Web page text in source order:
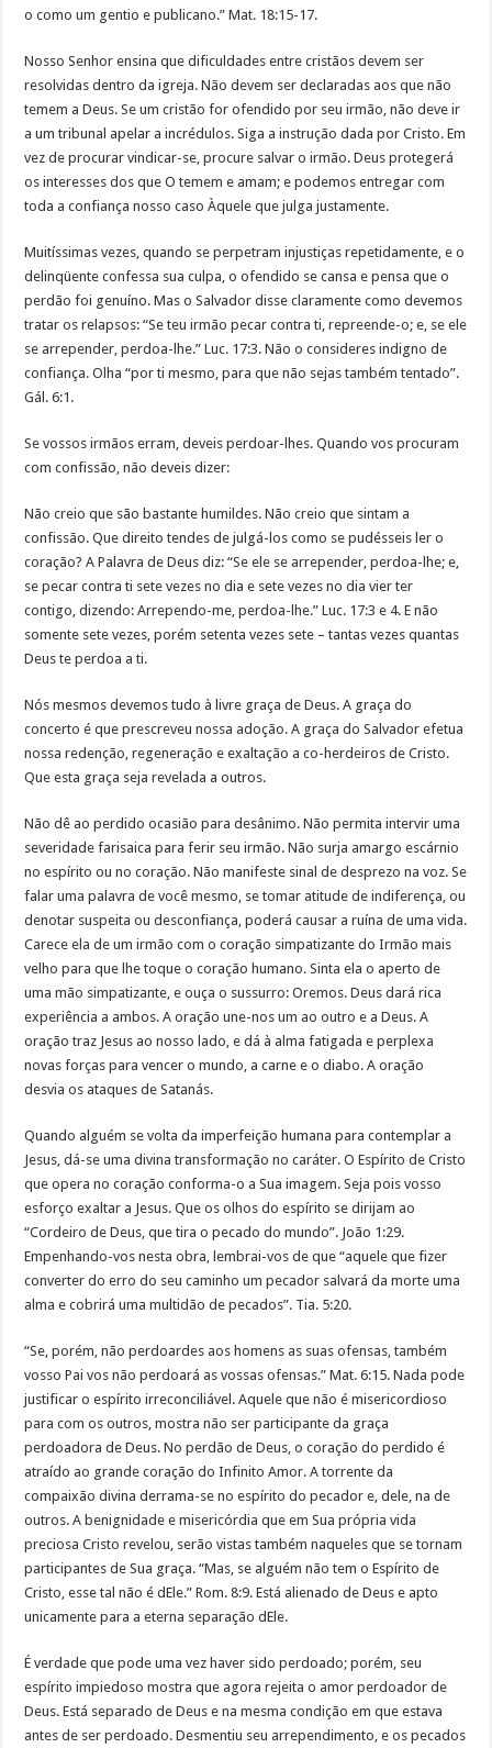
o como um gentio e publicano.” Mat. 18:15-17.
Nosso Senhor ensina que dificuldades entre cristãos devem ser
resolvidas dentro da igreja. Não devem ser declaradas aos que não
temem a Deus. Se um cristão for ofendido por seu irmão, não deve ir
a um tribunal apelar a incrédulos. Siga a instrução dada por Cristo. Em
vez de procurar vindicar-se, procure salvar o irmão. Deus protegerá
os interesses dos que O temem e amam; e podemos entregar com
toda a confiança nosso caso Àquele que julga justamente.
Muitíssimas vezes, quando se perpetram injustiças repetidamente, e o
delinqüente confessa sua culpa, o ofendido se cansa e pensa que o
perdão foi genuíno. Mas o Salvador disse claramente como devemos
tratar os relapsos: “Se teu irmão pecar contra ti, repreende-o; e, se ele
se arrepender, perdoa-lhe.” Luc. 17:3. Não o consideres indigno de
confiança. Olha “por ti mesmo, para que não sejas também tentado”.
Gál. 6:1.
Se vossos irmãos erram, deveis perdoar-lhes. Quando vos procuram
com confissão, não deveis dizer:
Não creio que são bastante humildes. Não creio que sintam a
confissão. Que direito tendes de julgá-los como se pudésseis ler o
coração? A Palavra de Deus diz: “Se ele se arrepender, perdoa-lhe; e,
se pecar contra ti sete vezes no dia e sete vezes no dia vier ter
contigo, dizendo: Arrependo-me, perdoa-lhe.” Luc. 17:3 e 4. E não
somente sete vezes, porém setenta vezes sete – tantas vezes quantas
Deus te perdoa a ti.
Nós mesmos devemos tudo à livre graça de Deus. A graça do
concerto é que prescreveu nossa adoção. A graça do Salvador efetua
nossa redenção, regeneração e exaltação a co-herdeiros de Cristo.
Que esta graça seja revelada a outros.
Não dê ao perdido ocasião para desânimo. Não permita intervir uma
severidade farisaica para ferir seu irmão. Não surja amargo escárnio
no espírito ou no coração. Não manifeste sinal de desprezo na voz. Se
falar uma palavra de você mesmo, se tomar atitude de indiferença, ou
denotar suspeita ou desconfiança, poderá causar a ruína de uma vida.
Carece ela de um irmão com o coração simpatizante do Irmão mais
velho para que lhe toque o coração humano. Sinta ela o aperto de
uma mão simpatizante, e ouça o sussurro: Oremos. Deus dará rica
experiência a ambos. A oração une-nos um ao outro e a Deus. A
oração traz Jesus ao nosso lado, e dá à alma fatigada e perplexa
novas forças para vencer o mundo, a carne e o diabo. A oração
desvia os ataques de Satanás.
Quando alguém se volta da imperfeição humana para contemplar a
Jesus, dá-se uma divina transformação no caráter. O Espírito de Cristo
que opera no coração conforma-o a Sua imagem. Seja pois vosso
esforço exaltar a Jesus. Que os olhos do espírito se dirijam ao
“Cordeiro de Deus, que tira o pecado do mundo”. João 1:29.
Empenhando-vos nesta obra, lembrai-vos de que “aquele que fizer
converter do erro do seu caminho um pecador salvará da morte uma
alma e cobrirá uma multidão de pecados”. Tia. 5:20.
“Se, porém, não perdoardes aos homens as suas ofensas, também
vosso Pai vos não perdoará as vossas ofensas.” Mat. 6:15. Nada pode
justificar o espírito irreconciliável. Aquele que não é misericordioso
para com os outros, mostra não ser participante da graça
perdoadora de Deus. No perdão de Deus, o coração do perdido é
atraído ao grande coração do Infinito Amor. A torrente da
compaixão divina derrama-se no espírito do pecador e, dele, na de
outros. A benignidade e misericórdia que em Sua própria vida
preciosa Cristo revelou, serão vistas também naqueles que se tornam
participantes de Sua graça. “Mas, se alguém não tem o Espírito de
Cristo, esse tal não é dEle.” Rom. 8:9. Está alienado de Deus e apto
unicamente para a eterna separação dEle.
É verdade que pode uma vez haver sido perdoado; porém, seu
espírito impiedoso mostra que agora rejeita o amor perdoador de
Deus. Está separado de Deus e na mesma condição em que estava
antes de ser perdoado. Desmentiu seu arrependimento, e os pecados